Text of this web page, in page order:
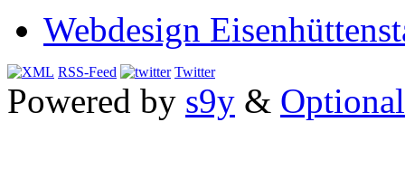
Webdesign
RSS-Feed Twitter
Powered by s9y &